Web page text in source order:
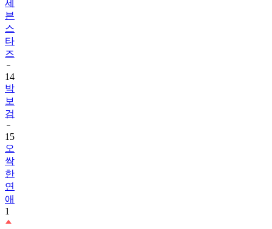
스
타
즈
14
박
보
검
15
오
싹
한
연
애
1
16
내